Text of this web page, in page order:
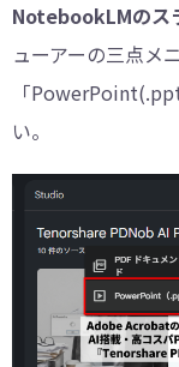
NotebookLMのス
ューアーの三点メ
「
い。